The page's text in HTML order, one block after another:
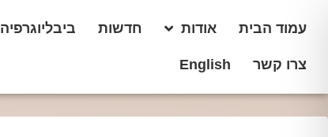
עמוד הבית אודות חדשות ביבליוגרפיה
צרו קשר English